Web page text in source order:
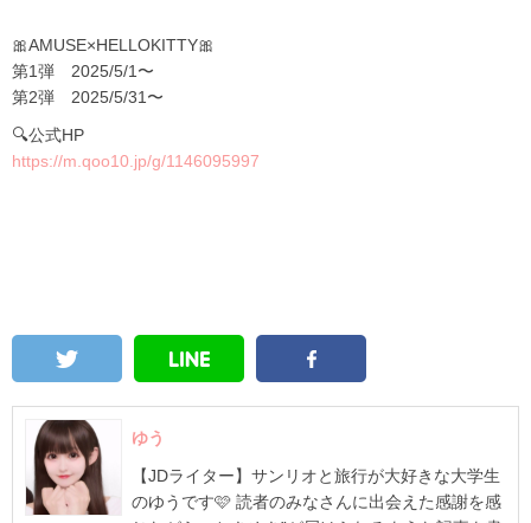
🎀AMUSE×HELLOKITTY🎀
第1弾 2025/5/1〜
第2弾 2025/5/31〜
🔍公式HP
https://m.qoo10.jp/g/1146095997
ゆう
【JDライター】サンリオと旅行が大好きな大学生
のゆうです🩷 読者のみなさんに出会えた感謝を感